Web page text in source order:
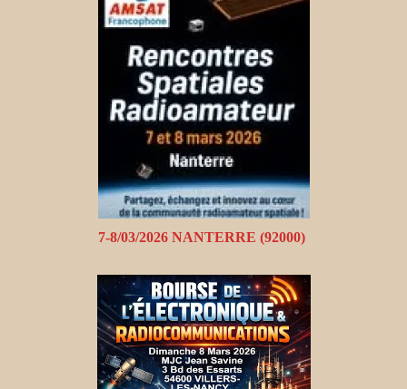
7-8/03/2026 NANTERRE (92000)